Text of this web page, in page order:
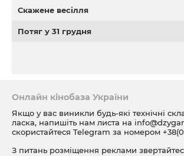
Скажене весілля
Потяг у 31 грудня
Онлайн кінобаза України
Якщо у вас виникли будь-які технічні
ласка, напишіть нам листа на
скористайтеся Telegram за номером
З питань розміщення реклами